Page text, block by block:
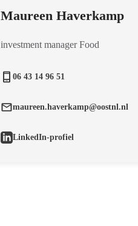
Maureen Haverkamp
investment manager Food
06 43 14 96 51
maureen.haverkamp@oostnl.nl
LinkedIn-profiel